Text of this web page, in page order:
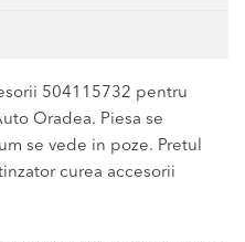
504115732 pentru
Oradea. Piesa se
se vede in poze. Pretul
curea accesorii